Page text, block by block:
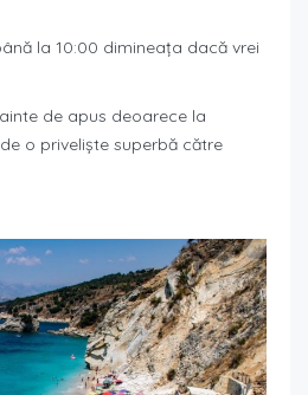
la 10:00 dimineața dacă vrei
de apus deoarece la
o priveliște superbă către